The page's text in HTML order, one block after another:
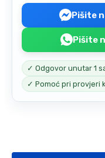
Pišite
Pišite
✓ Odgovor unutar 1
✓ Pomoć pri provjeri